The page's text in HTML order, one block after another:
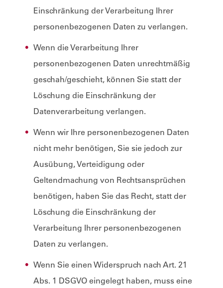
Einschränkung der Verarbeitung Ihrer
personenbezogenen Daten zu verlangen.
Wenn die Verarbeitung Ihrer
personenbezogenen Daten unrechtmäßig
geschah/geschieht, können Sie statt der
Löschung die Einschränkung der
Datenverarbeitung verlangen.
Wenn wir Ihre personenbezogenen Daten
nicht mehr benötigen, Sie sie jedoch zur
Ausübung, Verteidigung oder
Geltendmachung von Rechtsansprüchen
benötigen, haben Sie das Recht, statt der
Löschung die Einschränkung der
Verarbeitung Ihrer personenbezogenen
Daten zu verlangen.
Wenn Sie einen Widerspruch nach Art. 21
Abs. 1 DSGVO eingelegt haben, muss eine